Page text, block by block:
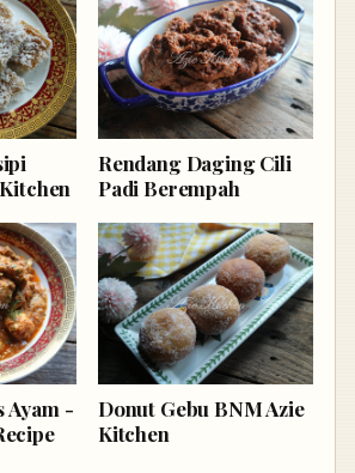
Rendang Daging Cili
Padi Berempah
Ayam -
Donut Gebu BNM Azie
Kitchen